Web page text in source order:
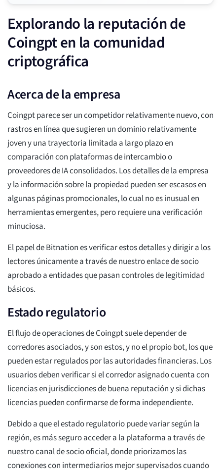
Explorando la reputación de
Coingpt en la comunidad
criptográfica
Acerca de la empresa
Coingpt parece ser un competidor relativamente nuevo, con
rastros en línea que sugieren un dominio relativamente
joven y una trayectoria limitada a largo plazo en
comparación con plataformas de intercambio o
proveedores de IA consolidados. Los detalles de la empresa
y la información sobre la propiedad pueden ser escasos en
algunas páginas promocionales, lo cual no es inusual en
herramientas emergentes, pero requiere una verificación
minuciosa.
El papel de Bitnation es verificar estos detalles y dirigir a los
lectores únicamente a través de nuestro enlace de socio
aprobado a entidades que pasan controles de legitimidad
básicos.
Estado regulatorio
El flujo de operaciones de Coingpt suele depender de
corredores asociados, y son estos, y no el propio bot, los que
pueden estar regulados por las autoridades financieras. Los
usuarios deben verificar si el corredor asignado cuenta con
licencias en jurisdicciones de buena reputación y si dichas
licencias pueden confirmarse de forma independiente.
Debido a que el estado regulatorio puede variar según la
región, es más seguro acceder a la plataforma a través de
nuestro canal de socio oficial, donde priorizamos las
conexiones con intermediarios mejor supervisados cuando